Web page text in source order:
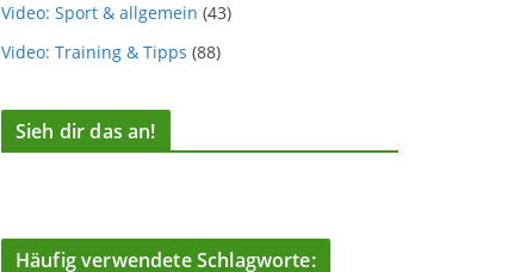
Video: Sport & allgemein (43)
Video: Training & Tipps (88)
Sieh dir das an!
Häufig verwendete Schlagworte: